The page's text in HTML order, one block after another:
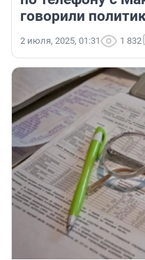
говорили
2 июля, 2025, 01:31 1 832